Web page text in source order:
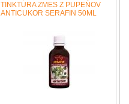
TINKTÚRA ZMES Z PUPEŇOV
ANTICUKOR SERAFIN 50ML